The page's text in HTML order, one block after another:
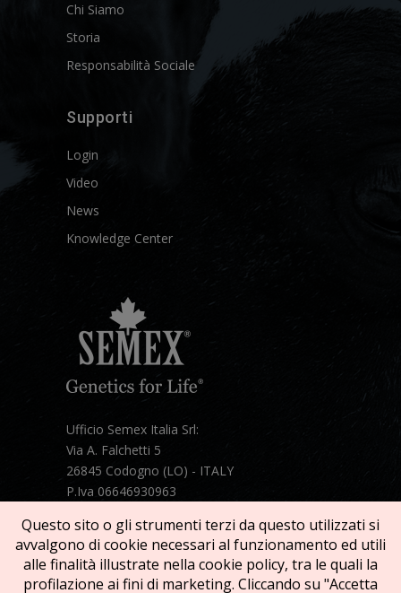
Chi Siamo
Storia
Responsabilità Sociale
Supporti
Login
Video
News
Knowledge Center
Ufficio Semex Italia Srl:
Via A. Falchetti 5
26845 Codogno (LO) - ITALY
P.Iva 06646930963
Mail: semex@semexitalia.it
Guarda la mappa
Questo sito o gli strumenti terzi da questo utilizzati si
avvalgono di cookie necessari al funzionamento ed utili
alle finalità illustrate nella cookie policy, tra le quali la
profilazione ai fini di marketing. Cliccando su "Accetta